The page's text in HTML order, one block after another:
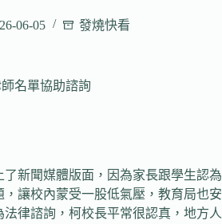
06-05 發燒快看
名單協助諮詢
新聞媒體版面，因為家長跟學生認為
讓校內蒙受一股低氣壓，教育局也安
律諮詢，柯校長平常很認真，地方人